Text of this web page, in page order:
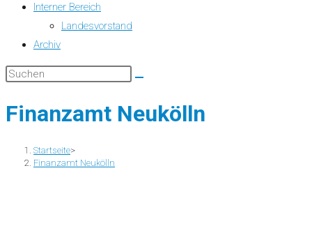
Interner Bereich
Landesvorstand
Archiv
Finanzamt Neukölln
Startseite>
Finanzamt Neukölln